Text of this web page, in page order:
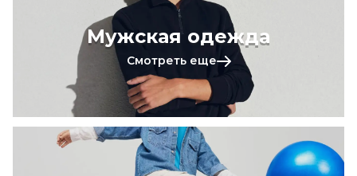
Мужская одежда
Смотреть еще